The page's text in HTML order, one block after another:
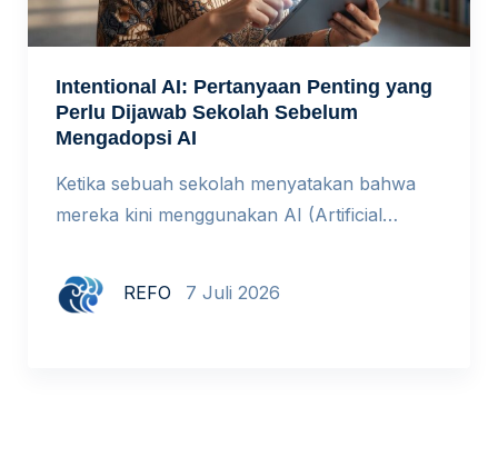
Intentional AI: Pertanyaan Penting yang
Perlu Dijawab Sekolah Sebelum
Mengadopsi AI
Ketika sebuah sekolah menyatakan bahwa
mereka kini menggunakan AI (Artificial
respons yang paling umum adalah
kekaguman. Namun ada pertanyaan yang
REFO 7 Juli 2026